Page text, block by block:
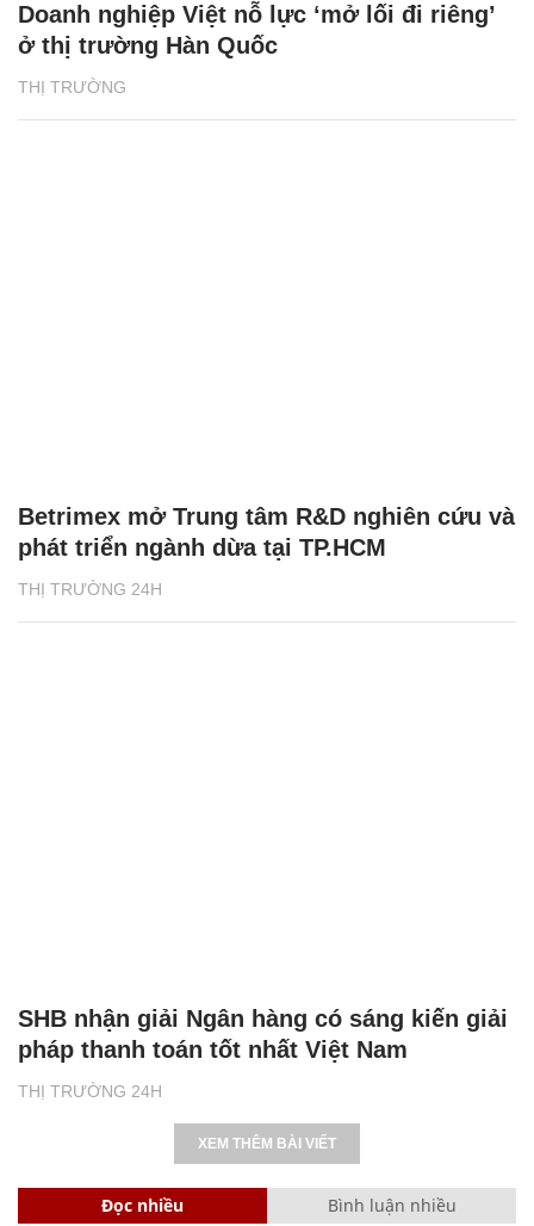
THỊ TRƯỜNG
Doanh nghiệp Việt nỗ lực ‘mở lối đi riêng’
ở thị trường Hàn Quốc
THỊ TRƯỜNG 24H
Betrimex mở Trung tâm R&D nghiên cứu và
phát triển ngành dừa tại TP.HCM
THỊ TRƯỜNG 24H
SHB nhận giải Ngân hàng có sáng kiến giải
pháp thanh toán tốt nhất Việt Nam
XEM THÊM BÀI VIẾT
Đọc nhiều Bình luận nhiều